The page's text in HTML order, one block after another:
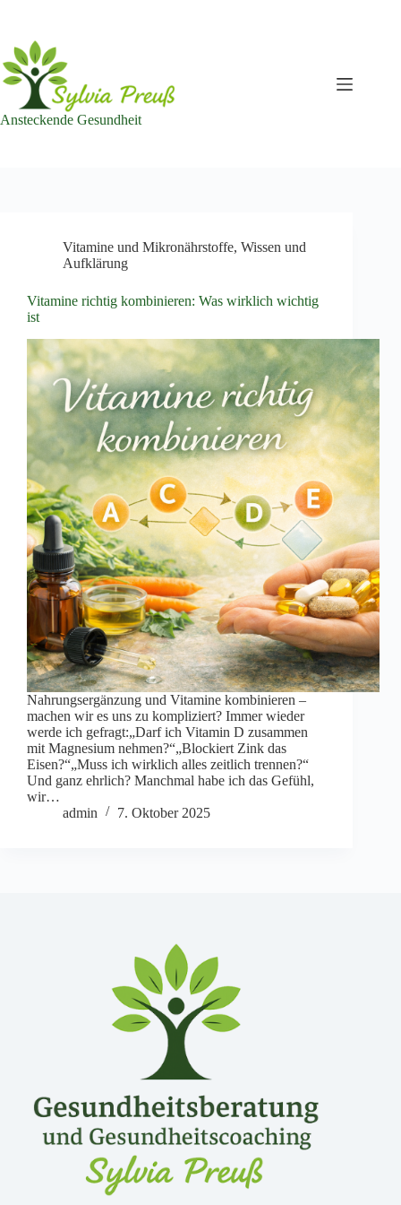
springen
Ansteckende Gesundheit
Vitamine und Mikronährstoffe, Wissen und
Aufklärung
Vitamine richtig kombinieren: Was wirklich wichtig
ist
Nahrungsergänzung und Vitamine kombinieren –
machen wir es uns zu kompliziert? Immer wieder
werde ich gefragt:„Darf ich Vitamin D zusammen
mit Magnesium nehmen?“„Blockiert Zink das
Eisen?“„Muss ich wirklich alles zeitlich trennen?“
Und ganz ehrlich? Manchmal habe ich das Gefühl,
wir…
admin
7. Oktober 2025